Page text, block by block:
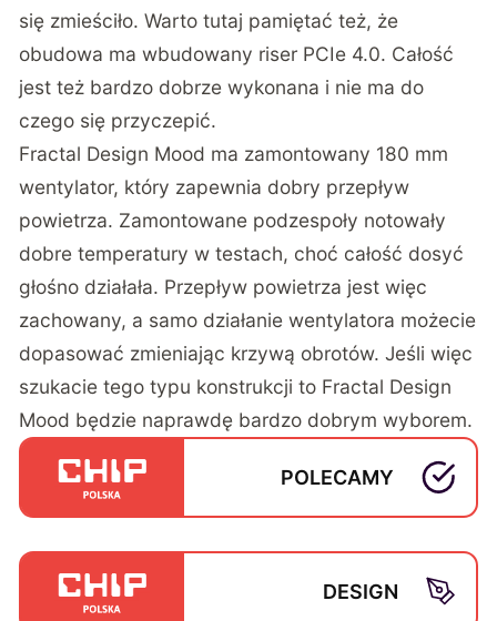
się zmieściło. Warto tutaj pamiętać też, że
obudowa ma wbudowany riser PCIe 4.0. Całość
jest też bardzo dobrze wykonana i nie ma do
czego się przyczepić.
Fractal Design Mood ma zamontowany 180 mm
wentylator, który zapewnia dobry przepływ
powietrza. Zamontowane podzespoły notowały
dobre temperatury w testach, choć całość dosyć
głośno działała. Przepływ powietrza jest więc
zachowany, a samo działanie wentylatora możecie
dopasować zmieniając krzywą obrotów. Jeśli więc
szukacie tego typu konstrukcji to Fractal Design
Mood będzie naprawdę bardzo dobrym wyborem.
POLECAMY
DESIGN